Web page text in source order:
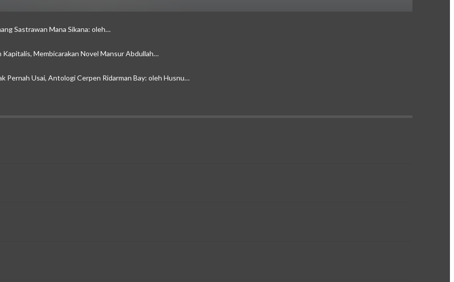
Sastrawan Mana Sikana: oleh…
Kapitalis, Membicarakan Novel Mansur Abdullah…
Pernah Usai, Antologi Cerpen Ridarman Bay: oleh Husnu…